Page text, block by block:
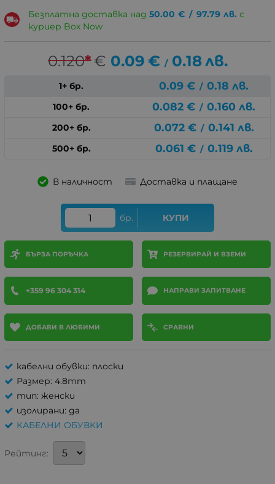
Безплатна доставка над 50.00 € / 97.79 лв. с
куриер Box Now
0.120*€ 0.09 € / 0.18лв.
1+ бр. 0.09 € / 0.18 лв.
100+ бр. 0.082 € / 0.160 лв.
200+ бр. 0.072 € / 0.141 лв.
500+ бр. 0.061 € / 0.119 лв.
В наличност Доставка и плащане
бр. КУПИ
БЪРЗА ПОРЪЧКА РЕЗЕРВИРАЙ И ВЗЕМИ
+359 96 304 314 НАПРАВИ ЗАПИТВАНЕ
ДОБАВИ В ЛЮБИМИ СРАВНИ
кабелни обувки: плоски
Размер: 4.8mm
тип: женски
изолирани: да
КАБЕЛНИ ОБУВКИ
Рейтинг: